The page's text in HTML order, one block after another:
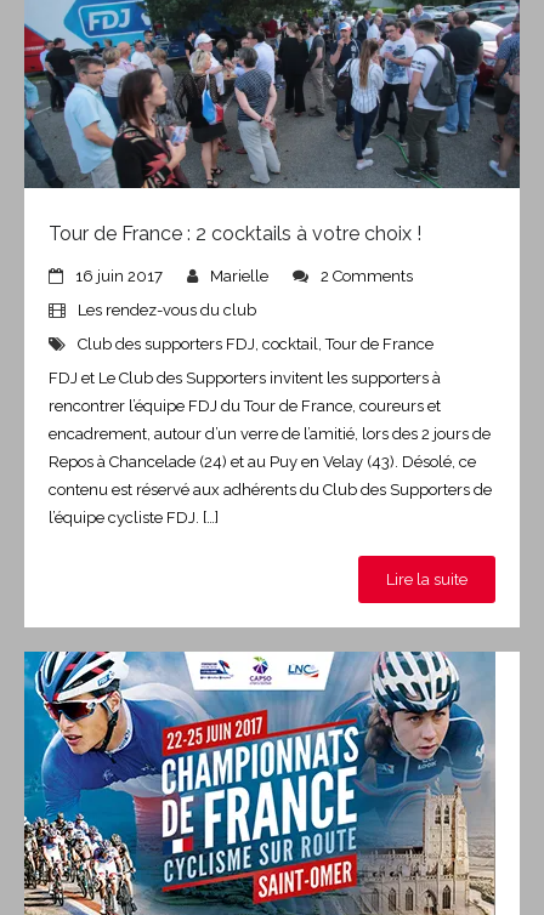
Tour de France : 2 cocktails à votre choix !
16 juin 2017 Marielle
2 Comments
Les rendez-vous du club
Club des supporters FDJ cocktail ,Tour de France
FDJ et Le Club des Supporters invitent les supporters à
rencontrer l’équipe FDJ du Tour de France, coureurs et
encadrement, autour d’un verre de l’amitié, lors des 2 jours de
Repos à Chancelade (24) et au Puy en Velay (43). Désolé, ce
contenu est réservé aux adhérents du Club des Supporters de
l’équipe cycliste FDJ. […]
Lire la suite